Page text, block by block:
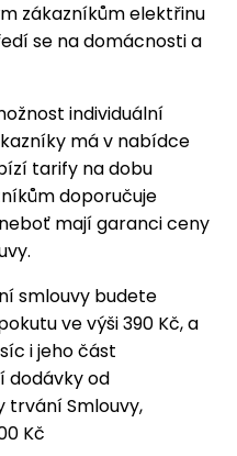
zákazníkům elektřinu
se na domácnosti a
individuální
má v nabídce
tarify na dobu
doporučuje
mají garanci ceny
smlouvy budete
ve výši 390 Kč, a
i jeho část
dodávky od
trvání Smlouvy,
Kč